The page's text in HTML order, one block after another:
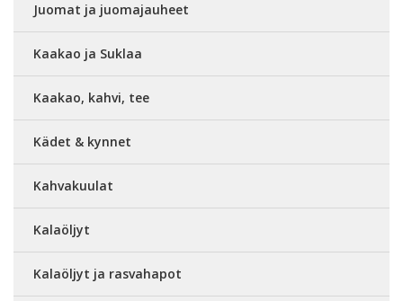
Juomat ja juomajauheet
Kaakao ja Suklaa
Kaakao, kahvi, tee
Kädet & kynnet
Kahvakuulat
Kalaöljyt
Kalaöljyt ja rasvahapot